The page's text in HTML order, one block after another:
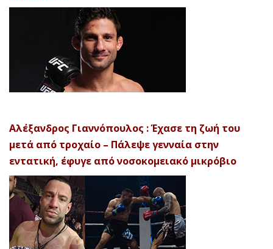
Αλέξανδρος Γιαννόπουλος : Έχασε τη ζωή του
μετά από τροχαίο – Πάλεψε γενναία στην
εντατική, έφυγε από νοσοκομειακό μικρόβιο